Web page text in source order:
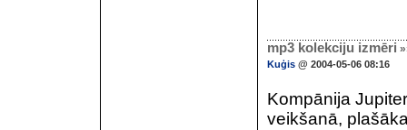
mp3 kolekciju izmēri
Kuģis @ 2004-05-06 08:16
Kompānija
veikšanā,